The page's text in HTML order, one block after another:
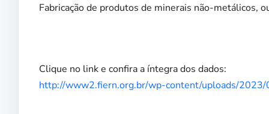
Fabricação de produtos de minerais não-metálicos,
Clique no link e confira a íntegra dos dados:
http://www2.fiern.org.br/wp-content/uploads/